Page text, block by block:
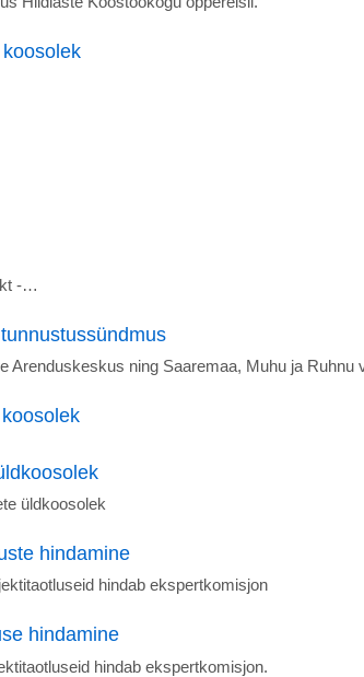
-…
Arenduskeskus ning Saaremaa, Muhu ja
üldkoosolek
hindamine
hindab ekspertkomisjon
hindamine
hindab ekspertkomisjon.